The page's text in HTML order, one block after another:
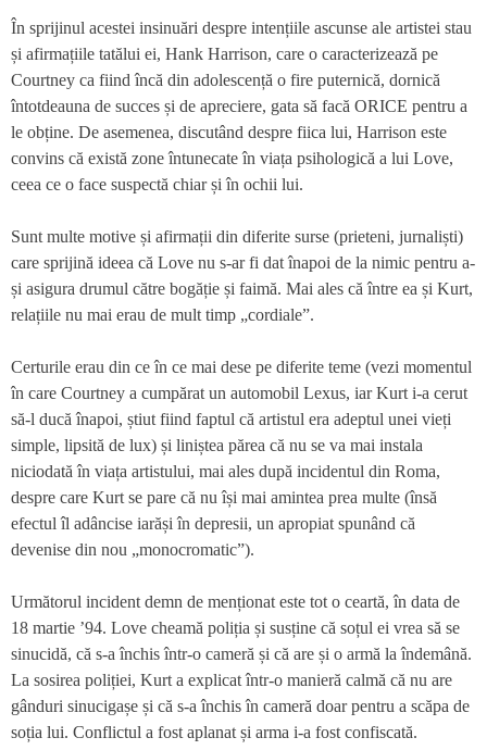
În sprijinul acestei insinuări despre intențiile ascunse ale artistei stau
și afirmațiile tatălui ei, Hank Harrison, care o caracterizează pe
Courtney ca fiind încă din adolescență o fire puternică, dornică
întotdeauna de succes și de apreciere, gata să facă ORICE pentru a
le obține. De asemenea, discutând despre fiica lui, Harrison este
convins că există zone întunecate în viața psihologică a lui Love,
ceea ce o face suspectă chiar și în ochii lui.
Sunt multe motive și afirmații din diferite surse (prieteni, jurnaliști)
care sprijină ideea că Love nu s-ar fi dat înapoi de la nimic pentru a-
și asigura drumul către bogăție și faimă. Mai ales că între ea și Kurt,
relațiile nu mai erau de mult timp „cordiale”.
Certurile erau din ce în ce mai dese pe diferite teme (vezi momentul
în care Courtney a cumpărat un automobil Lexus, iar Kurt i-a cerut
să-l ducă înapoi, știut fiind faptul că artistul era adeptul unei vieți
simple, lipsită de lux) și liniștea părea că nu se va mai instala
niciodată în viața artistului, mai ales după incidentul din Roma,
despre care Kurt se pare că nu își mai amintea prea multe (însă
efectul îl adâncise iarăși în depresii, un apropiat spunând că
devenise din nou „monocromatic”).
Următorul incident demn de menționat este tot o ceartă, în data de
18 martie ’94. Love cheamă poliția și susține că soțul ei vrea să se
sinucidă, că s-a închis într-o cameră și că are și o armă la îndemână.
La sosirea poliției, Kurt a explicat într-o manieră calmă că nu are
gânduri sinucigașe și că s-a închis în cameră doar pentru a scăpa de
soția lui. Conflictul a fost aplanat și arma i-a fost confiscată.